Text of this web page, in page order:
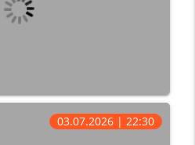
03.07.2026 | 22:30